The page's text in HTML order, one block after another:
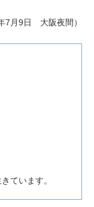
7月9日 大阪夜間）
ています。